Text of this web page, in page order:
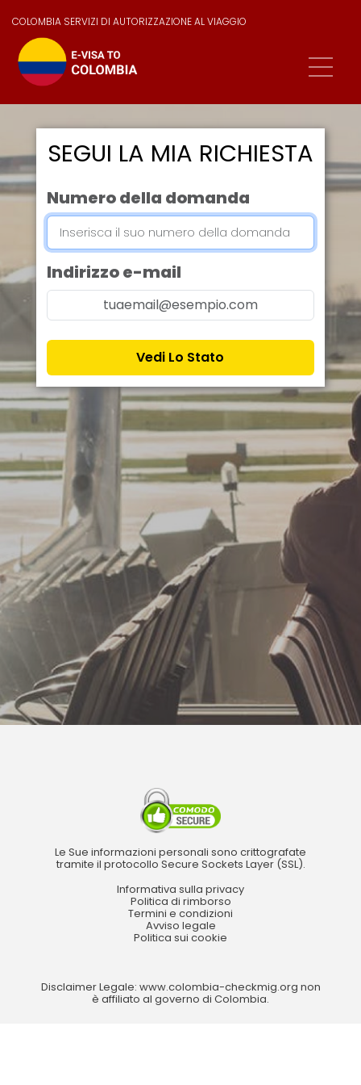
COLOMBIA SERVIZI DI AUTORIZZAZIONE AL VIAGGIO
SEGUI LA MIA RICHIESTA
Numero della domanda
Indirizzo e-mail
Vedi Lo Stato
Le Sue informazioni personali sono crittografate
tramite il protocollo Secure Sockets Layer (SSL).
Informativa sulla privacy
Politica di rimborso
Termini e condizioni
Avviso legale
Politica sui cookie
Disclaimer Legale: www.colombia-checkmig.org non
è affiliato al governo di Colombia.